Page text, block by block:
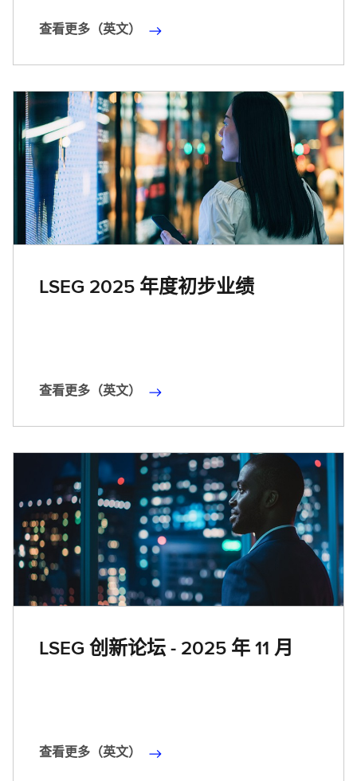
查
多
英
）
查看更多（英文）
LSEG 2025 年度初步业绩
查
多
英
文
）
查看更多（英文）
LSEG 创新论坛 - 2025 年 11 月
查
查看更多（英文）